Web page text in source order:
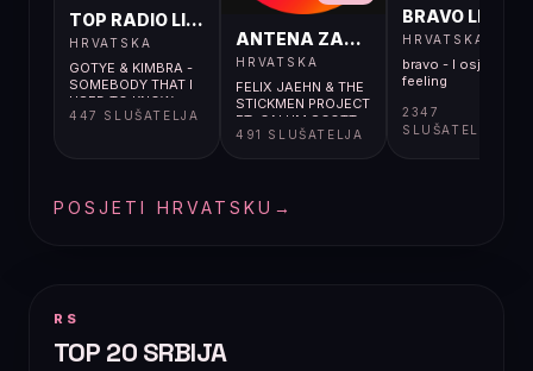
TOP RADIO LIVE
HRVATSKA
GOTYE & KIMBRA -
SOMEBODY THAT I
USED TO KNOW
447 SLUŠATELJA
ANTENA ZAGREB LIVE
HRVATSKA
FELIX JAEHN & THE
STICKMEN PROJECT
FT. CALUM SCOTT -
RAIN IN IBIZA
491 SLUŠATELJA
BRAVO LIVE
HRVATSKA
bravo - I osjećaj i
feeling
2347
SLUŠATELJA
POSJETI HRVATSKU →
RS
TOP 20 SRBIJA